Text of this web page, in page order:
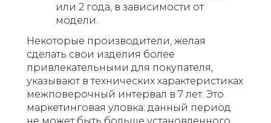
или 2 года, в зависимости от
модели.
Некоторые производители, желая
сделать свои изделия более
привлекательными для покупателя,
указывают в технических характеристиках
межповерочный интервал в 7 лет. Это
маркетинговая уловка: данный период